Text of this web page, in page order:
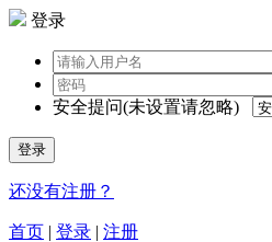
登录
安全提问(未设置请忽略)
登录
还没有注册？
首页 | 登录 | 注册